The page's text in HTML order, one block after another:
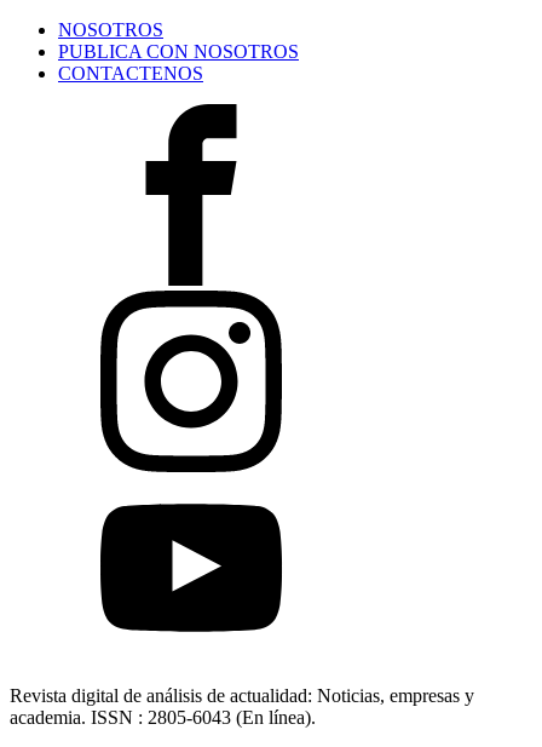
NOSOTROS
PUBLICA CON NOSOTROS
CONTACTENOS
Revista digital de análisis de actualidad: Noticias, empresas y
academia. ISSN : 2805-6043 (En línea).